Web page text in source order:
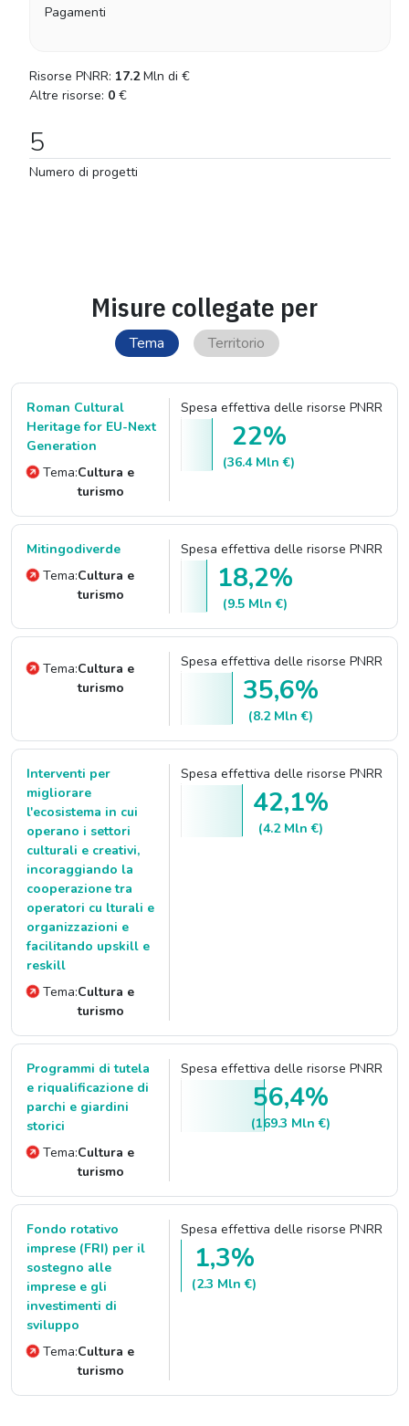
Pagamenti
Risorse PNRR: 17.2 Mln di €
Altre risorse: 0 €
5
Numero di progetti
Misure collegate per
Tema Territorio
Roman Cultural
Heritage for EU-Next
Generation
Tema:Cultura e
turismo
Spesa effettiva delle risorse PNRR
22%
(36.4 Mln €)
Mitingodiverde
Tema:Cultura e
turismo
Spesa effettiva delle risorse PNRR
18,2%
(9.5 Mln €)
Tema:Cultura e
turismo
Spesa effettiva delle risorse PNRR
35,6%
(8.2 Mln €)
Interventi per
migliorare
l'ecosistema in cui
operano i settori
culturali e creativi,
incoraggiando la
cooperazione tra
operatori cu lturali e
organizzazioni e
facilitando upskill e
reskill
Tema:Cultura e
turismo
Spesa effettiva delle risorse PNRR
42,1%
(4.2 Mln €)
Programmi di tutela
e riqualificazione di
parchi e giardini
storici
Tema:Cultura e
turismo
Spesa effettiva delle risorse PNRR
56,4%
(169.3 Mln €)
Fondo rotativo
imprese (FRI) per il
sostegno alle
imprese e gli
investimenti di
sviluppo
Tema:Cultura e
turismo
Spesa effettiva delle risorse PNRR
1,3%
(2.3 Mln €)